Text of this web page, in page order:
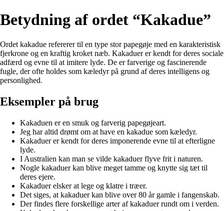
Betydning af ordet “Kakadue”
Ordet kakadue refererer til en type stor papegøje med en karakteristisk
fjerkrone og en kraftig kroket næb. Kakaduer er kendt for deres sociale
adfærd og evne til at imitere lyde. De er farverige og fascinerende
fugle, der ofte holdes som kæledyr på grund af deres intelligens og
personlighed.
Eksempler på brug
Kakaduen er en smuk og farverig papegøjeart.
Jeg har altid drømt om at have en kakadue som kæledyr.
Kakaduer er kendt for deres imponerende evne til at efterligne
lyde.
I Australien kan man se vilde kakaduer flyve frit i naturen.
Nogle kakaduer kan blive meget tamme og knytte sig tæt til
deres ejere.
Kakaduer elsker at lege og klatre i træer.
Det siges, at kakaduer kan blive over 80 år gamle i fangenskab.
Der findes flere forskellige arter af kakaduer rundt om i verden.